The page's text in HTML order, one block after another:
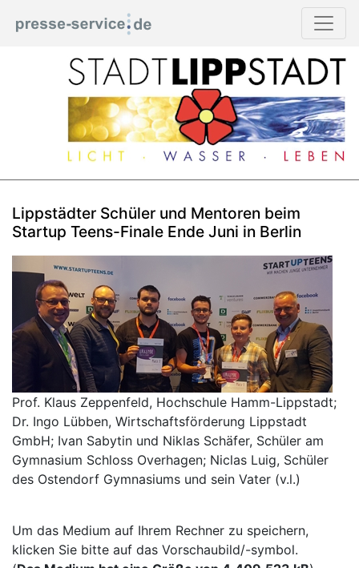
Lippstädter Schüler und Mentoren beim
Startup Teens-Finale Ende Juni in Berlin
Prof. Klaus Zeppenfeld, Hochschule Hamm-Lippstadt;
Dr. Ingo Lübben, Wirtschaftsförderung Lippstadt
GmbH; Ivan Sabytin und Niklas Schäfer, Schüler am
Gymnasium Schloss Overhagen; Niclas Luig, Schüler
des Ostendorf Gymnasiums und sein Vater (v.l.)
Um das Medium auf Ihrem Rechner zu speichern,
klicken Sie bitte auf das Vorschaubild/-symbol.